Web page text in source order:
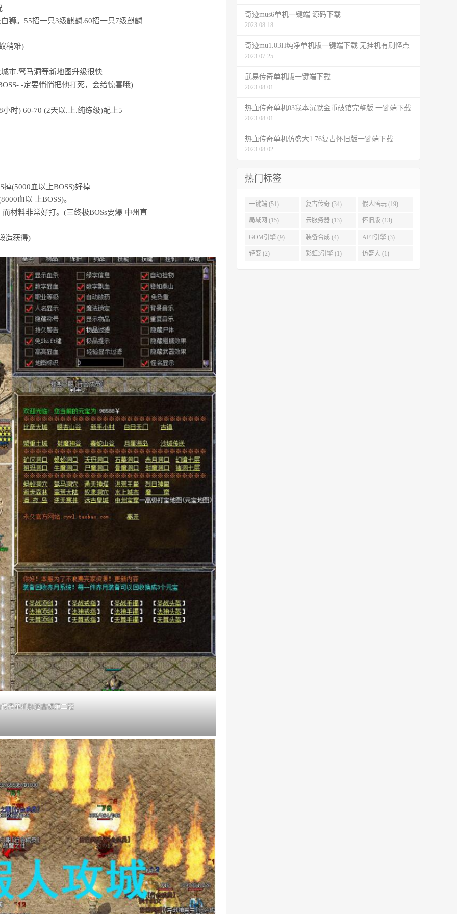
狮。55招一只3级麒麟.60招一只7级麒麟
稍难)
市.驽马洞等新地图升级很快
-定要悄悄把他打死，会给惊喜哦)
时) 60-70 (2天以.上.纯练级)配上5
(5000血以上BOSS)好掉
血以 上BOSS)。
材料非常好打。(三终极BOSs要爆 中州直
造获得)
奇单机执迷古镇第二版
奇迹mus6单机一键端 源码下载
2023-08-18
奇迹mu1.03H纯净单机版一键端下载 无挂机有刷怪点
2023-07-25
武易传奇单机版一键端下载
2023-08-01
热血传奇单机03我本沉默金币破馆完整版 一键端下载
2023-08-01
热血传奇单机仿盛大1.76复古怀旧版一键端下载
2023-08-02
热门标签
一键端 (51) 复古传奇 (34) 假人陪玩 (19)
局域网 (15) 云服务器 (13) 怀旧版 (13)
GOM引擎 (9) 装备合成 (4) AFT引擎 (3)
轻变 (2) 彩虹3引擎 (1) 仿盛大 (1)